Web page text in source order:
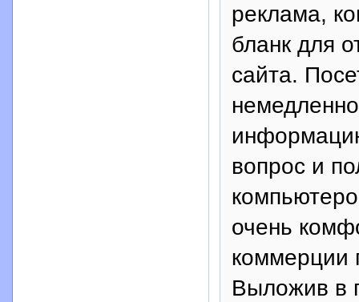
реклама,
бланк для
сайта.
вопрос и
очень
коммерции
Выложив в